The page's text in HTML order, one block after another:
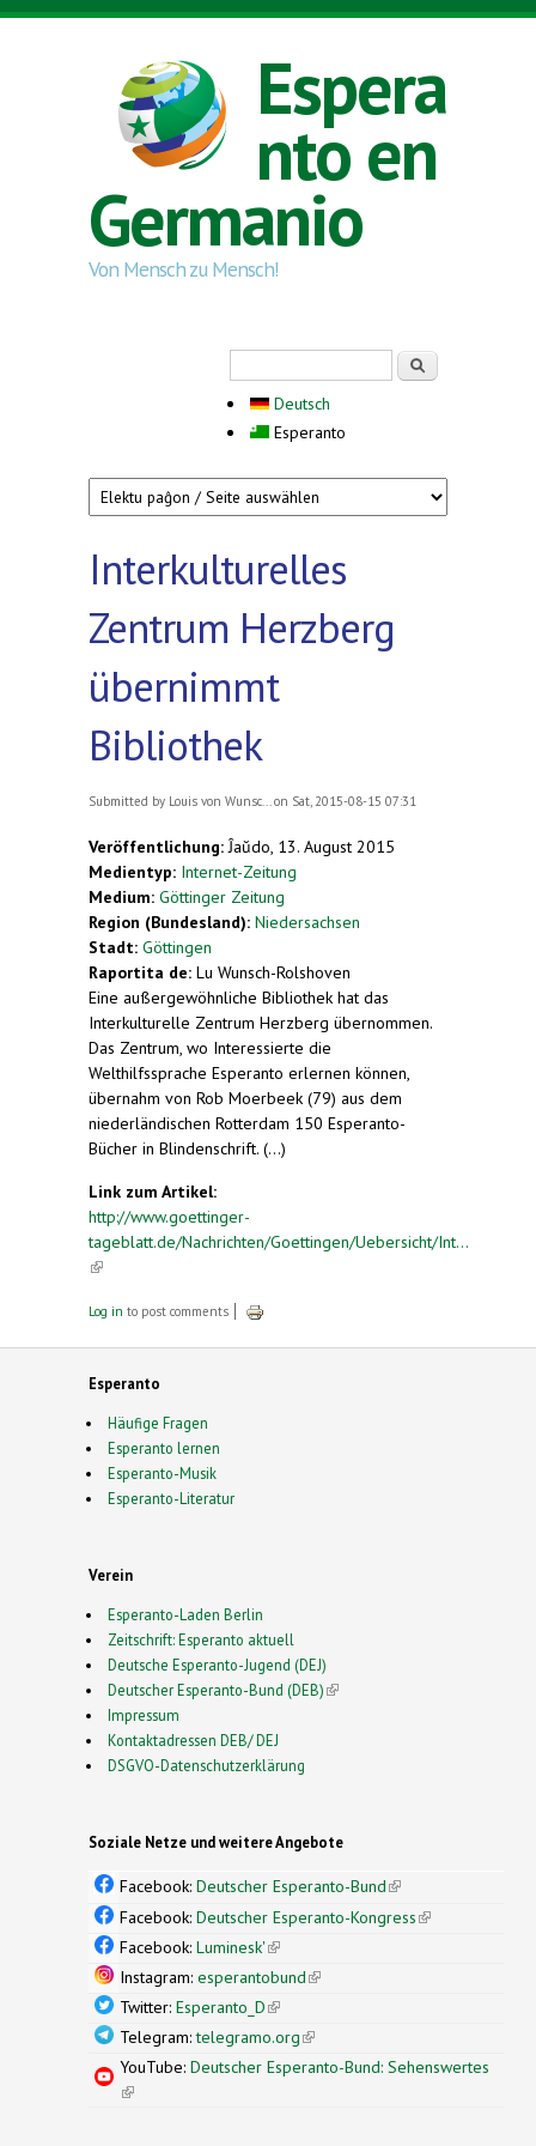
Skip to main content
Espera
nto en
Germanio
Von Mensch zu Mensch!
Deutsch
Esperanto
Interkulturelles
Zentrum Herzberg
übernimmt
Bibliothek
Submitted by Louis von Wunsc... on Sat, 2015-08-15 07:31
Veröffentlichung: Ĵaŭdo, 13. August 2015
Medientyp: Internet-Zeitung
Medium: Göttinger Zeitung
Region (Bundesland): Niedersachsen
Stadt: Göttingen
Raportita de: Lu Wunsch-Rolshoven
Eine außergewöhnliche Bibliothek hat das
Interkulturelle Zentrum Herzberg übernommen.
Das Zentrum, wo Interessierte die
Welthilfssprache Esperanto erlernen können,
übernahm von Rob Moerbeek (79) aus dem
niederländischen Rotterdam 150 Esperanto-
Bücher in Blindenschrift. (...)
Link zum Artikel:
http://www.goettinger-
tageblatt.de/Nachrichten/Goettingen/Uebersicht/Int...
(link is external)
Log in to post comments
Esperanto
Häufige Fragen
Esperanto lernen
Esperanto-Musik
Esperanto-Literatur
Verein
Esperanto-Laden Berlin
Zeitschrift: Esperanto aktuell
Deutsche Esperanto-Jugend (DEJ)
Deutscher Esperanto-Bund (DEB)(link is external)
Impressum
Kontaktadressen DEB/ DEJ
DSGVO-Datenschutzerklärung
Soziale Netze und weitere Angebote
Facebook: Deutscher Esperanto-Bund(link is
external)
Facebook: Deutscher Esperanto-Kongress(link is
Facebook: Luminesk'(link is external)
Instagram: esperantobund(link is external)
Twitter: Esperanto_D(link is external)
Telegram:telegramo.org(link is external)
YouTube: Deutscher Esperanto-Bund: Sehenswertes
(link is external)